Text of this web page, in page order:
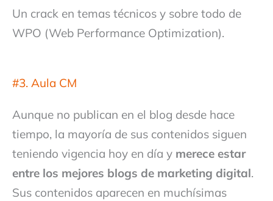
Un crack en temas técnicos y sobre todo de
WPO (Web Performance Optimization).
#3. Aula CM
Aunque no publican en el blog desde hace
tiempo, la mayoría de sus contenidos siguen
teniendo vigencia hoy en día y merece estar
entre los mejores blogs de marketing digital.
Sus contenidos aparecen en muchísimas